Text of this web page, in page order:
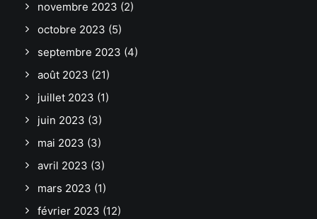
novembre 2023 (2)
octobre 2023 (5)
septembre 2023 (4)
août 2023 (21)
juillet 2023 (1)
juin 2023 (3)
mai 2023 (3)
avril 2023 (3)
mars 2023 (1)
février 2023 (12)